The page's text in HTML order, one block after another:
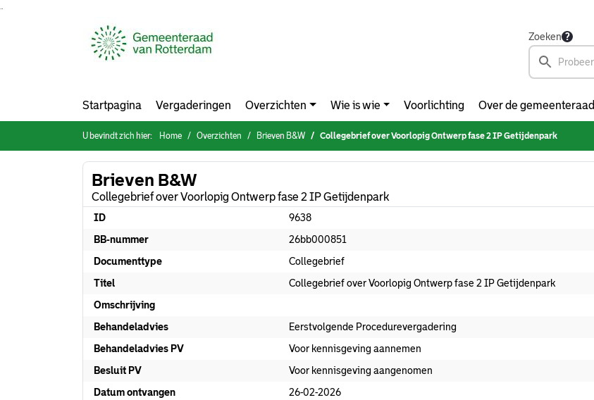
Zoeken
Startpagina Vergaderingen Overzichten Wie is wie Voorlichting Over de gemeenteraad
U bevindt zich hier: Home Overzichten Brieven B&W Collegebrief over Voorlopig Ontwerp fase 2 IP Getijdenpark
Brieven B&W
Collegebrief over Voorlopig Ontwerp fase 2 IP Getijdenpark
ID
9638
BB-nummer
26bb000851
Documenttype
Collegebrief
Titel
Collegebrief over Voorlopig Ontwerp fase 2 IP Getijdenpark
Omschrijving
Behandeladvies
Eerstvolgende Procedurevergadering
Behandeladvies PV
Voor kennisgeving aannemen
Besluit PV
Voor kennisgeving aangenomen
Datum ontvangen
26-02-2026